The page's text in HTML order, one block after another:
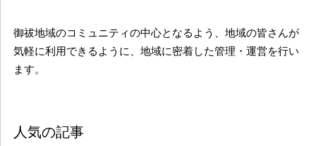
御祓地域のコミュニティの中心となるよう、地域の皆さんが
気軽に利用できるように、地域に密着した管理・運営を行い
ます。
人気の記事